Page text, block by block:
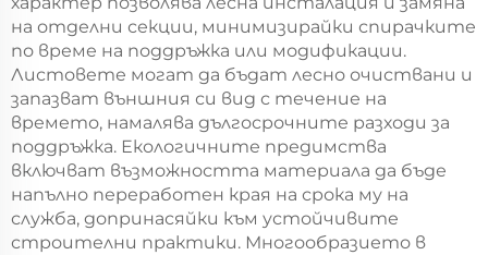
на отделни секции, минимизирайки спирачките
по време на поддръжка или модификации.
Листовете могат да бъдат лесно очиствани и
запазват външния си вид с течение на
времето, намалява дългосрочните разходи за
поддръжка. Екологичните предимства
включват възможността материала да бъде
напълно переработен края на срока му на
служба, допринасяйки към устойчивите
строителни практики. Многообразието в